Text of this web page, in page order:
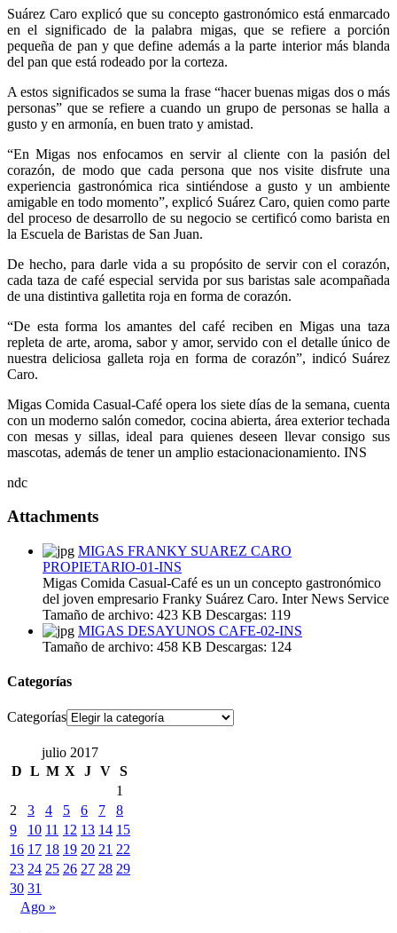
Suárez Caro explicó que su concepto gastronómico está enmarcado
en el significado de la palabra migas, que se refiere a porción
pequeña de pan y que define además a la parte interior más blanda
del pan que está rodeado por la corteza.
A estos significados se suma la frase “hacer buenas migas dos o más
personas” que se refiere a cuando un grupo de personas se halla a
gusto y en armonía, en buen trato y amistad.
“En Migas nos enfocamos en servir al cliente con la pasión del
corazón, de modo que cada persona que nos visite disfrute una
experiencia gastronómica rica sintiéndose a gusto y un ambiente
amigable en todo momento”, explicó Suárez Caro, quien como parte
del proceso de desarrollo de su negocio se certificó como barista en
la Escuela de Baristas de San Juan.
De hecho, para darle vida a su propósito de servir con el corazón,
cada taza de café especial servida por sus baristas sale acompañada
de una distintiva galletita roja en forma de corazón.
“De esta forma los amantes del café reciben en Migas una taza
repleta de arte, aroma, sabor y amor, servido con el detalle único de
nuestra deliciosa galleta roja en forma de corazón”, indicó Suárez
Caro.
Migas Comida Casual-Café opera los siete días de la semana, cuenta
con un moderno salón comedor, cocina abierta, área exterior techada
con mesas y sillas, ideal para quienes deseen llevar consigo sus
mascotas, además de tener un amplio estacionacionamiento. INS
ndc
Attachments
MIGAS FRANKY SUAREZ CARO
PROPIETARIO-01-INS
Migas Comida Casual-Café es un un concepto gastronómico
del joven empresario Franky Suárez Caro. Inter News Service
Tamaño de archivo: 423 KB Descargas: 119
MIGAS DESAYUNOS CAFE-02-INS
Tamaño de archivo: 458 KB Descargas: 124
Categorías
Categorías
julio 2017
D L M X J V S
1
2
3 4 5 6 7
8
9
10 11 12 13 14 15
16 17 18 19 20 21 22
23 24 25 26 27 28 29
30 31
Ago »